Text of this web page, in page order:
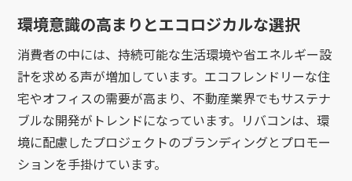
環境意識の高まりとエコロジカルな選択
消費者の中には、持続可能な生活環境や省エネルギー設
計を求める声が増加しています。エコフレンドリーな住
宅やオフィスの需要が高まり、不動産業界でもサステナ
ブルな開発がトレンドになっています。リバコンは、環
境に配慮したプロジェクトのブランディングとプロモー
ションを手掛けています。